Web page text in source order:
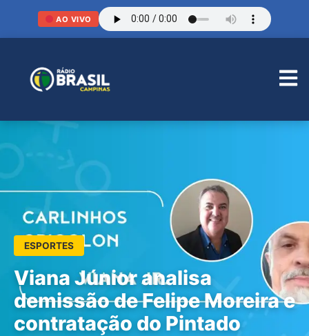
AO VIVO
ESPORTES
Viana Júnior analisa
demissão de Felipe Moreira e
contratação do Pintado